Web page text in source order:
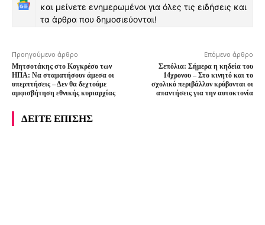
και μείνετε ενημερωμένοι για όλες τις ειδήσεις και
τα άρθρα που δημοσιεύονται!
Προηγούμενο άρθρο
Μητσοτάκης στο Κογκρέσο των
ΗΠΑ: Να σταματήσουν άμεσα οι
υπερπτήσεις – Δεν θα δεχτούμε
αμφισβήτηση εθνικής κυριαρχίας
Επόμενο άρθρο
Σεπόλια: Σήμερα η κηδεία του
14χρονου – Στο κινητό και το
σχολικό περιβάλλον κρύβονται οι
απαντήσεις για την αυτοκτονία
ΔΕΙΤΕ ΕΠΙΣΗΣ